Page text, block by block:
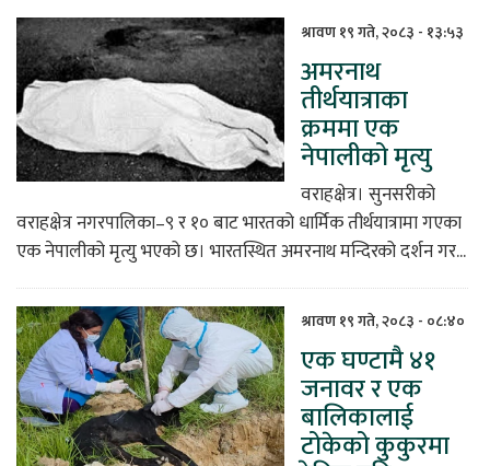
श्रावण १९ गते, २०८३ - १३:५३
अमरनाथ
तीर्थयात्राका
क्रममा एक
नेपालीको मृत्यु
वराहक्षेत्र। सुनसरीको
वराहक्षेत्र नगरपालिका–९ र १० बाट भारतको धार्मिक तीर्थयात्रामा गएका
एक नेपालीको मृत्यु भएको छ। भारतस्थित अमरनाथ मन्दिरको दर्शन गर...
श्रावण १९ गते, २०८३ - ०८:४०
एक घण्टामै ४१
जनावर र एक
बालिकालाई
टोकेको कुकुरमा